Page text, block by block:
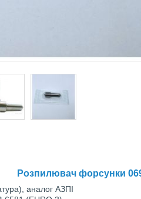
Розпилювач форсунки
аналог АЗПІ